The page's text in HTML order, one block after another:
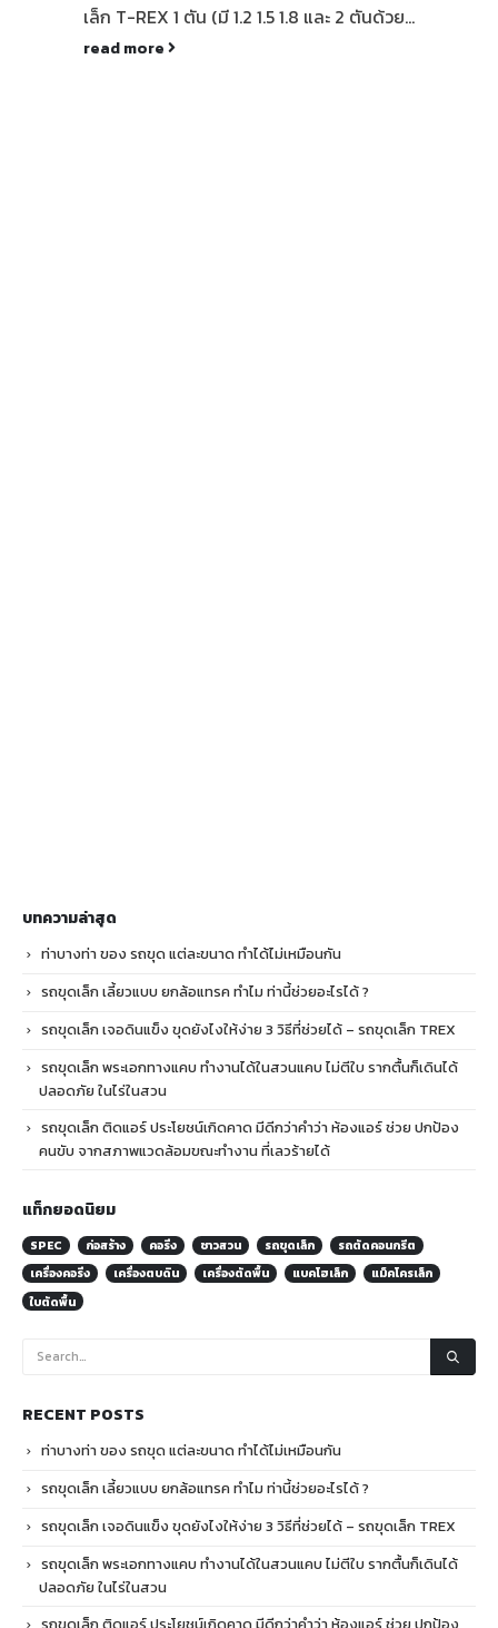
เล็ก T-REX 1 ตัน (มี 1.2 1.5 1.8 และ 2 ตันด้วย...
read more
บทความล่าสุด
ท่าบางท่า ของ รถขุด แต่ละขนาด ทำได้ไม่เหมือนกัน
รถขุดเล็ก เลี้ยวแบบ ยกล้อแทรค ทำไม ท่านี้ช่วยอะไรได้ ?
รถขุดเล็ก เจอดินแข็ง ขุดยังไงให้ง่าย 3 วิธีที่ช่วยได้ – รถขุดเล็ก TREX
รถขุดเล็ก พระเอกทางแคบ ทำงานได้ในสวนแคบ ไม่ตีใบ รากตื้นก็เดินได้
ปลอดภัย ในไร่ในสวน
รถขุดเล็ก ติดแอร์ ประโยชน์เกิดคาด มีดีกว่าคำว่า ห้องแอร์ ช่วย ปกป้อง
คนขับ จากสภาพแวดล้อมขณะทำงาน ที่เลวร้ายได้
แท็กยอดนิยม
SPEC ก่อสร้าง คอริ่ง ชาวสวน รถขุดเล็ก
รถตัดคอนกรีต
เครื่องคอริ่ง
เครื่องตบดิน เครื่องตัดพื้น แบคโฮเล็ก
แม็คโครเล็ก
ใบตัดพื้น
RECENT POSTS
ท่าบางท่า ของ รถขุด แต่ละขนาด ทำได้ไม่เหมือนกัน
รถขุดเล็ก เลี้ยวแบบ ยกล้อแทรค ทำไม ท่านี้ช่วยอะไรได้ ?
รถขุดเล็ก เจอดินแข็ง ขุดยังไงให้ง่าย 3 วิธีที่ช่วยได้ – รถขุดเล็ก TREX
รถขุดเล็ก พระเอกทางแคบ ทำงานได้ในสวนแคบ ไม่ตีใบ รากตื้นก็เดินได้
ปลอดภัย ในไร่ในสวน